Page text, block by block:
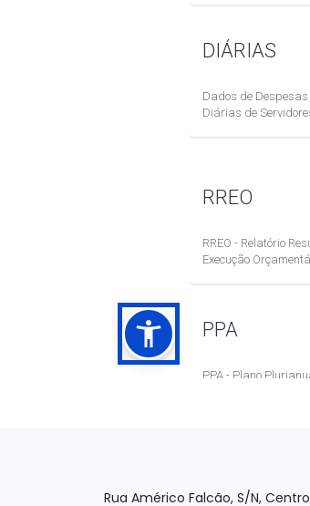
Rua Américo Falcão, S/N, Centro